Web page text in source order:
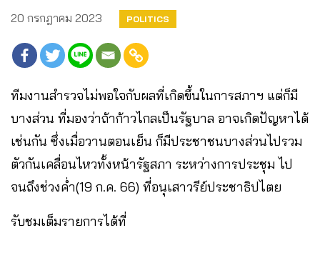
20 กรกฎาคม 2023 POLITICS
ทีมงานสำรวจไม่พอใจกับผลที่เกิดขึ้นในการสภาฯ แต่ก็มี
บางส่วน ที่มองว่าถ้าก้าวไกลเป็นรัฐบาล อาจเกิดปัญหาได้
เช่นกัน ซึ่งเมื่อวานตอนเย็น ก็มีประชาชนบางส่วนไปรวม
ตัวกันเคลื่อนไหวทั้งหน้ารัฐสภา ระหว่างการประชุม ไป
จนถึงช่วงค่ำ(19 ก.ค. 66) ที่อนุเสาวรีย์ประชาธิปไตย
รับชมเต็มรายการได้ที่